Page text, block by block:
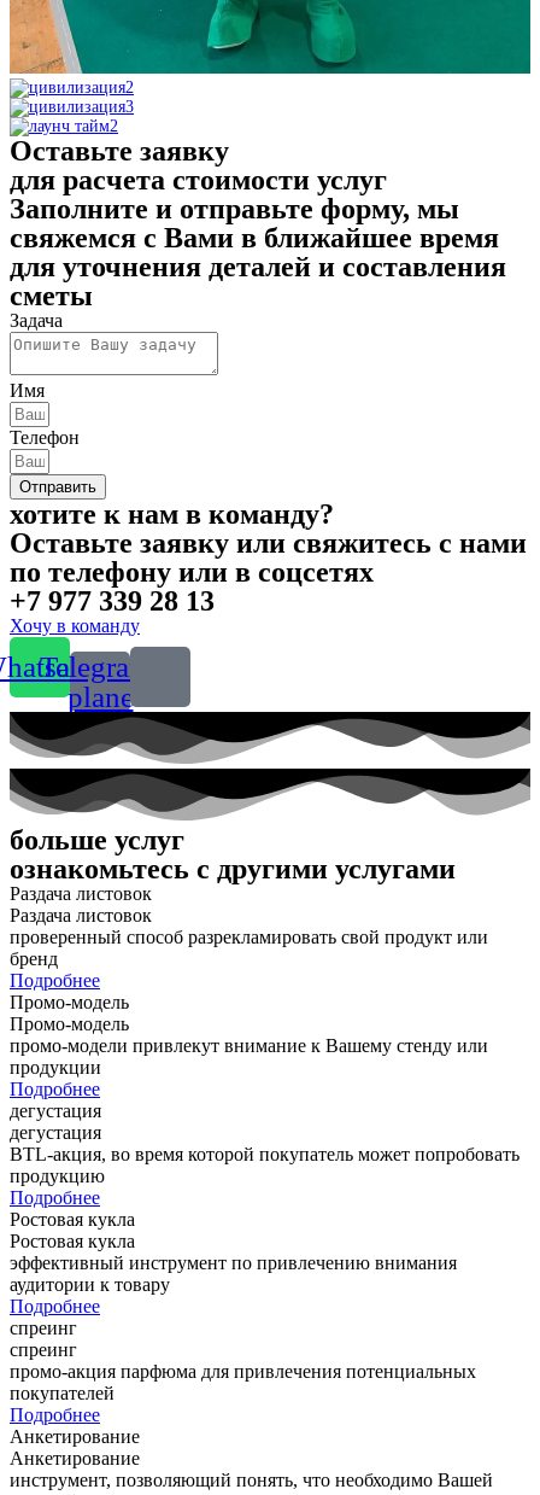
Оставьте заявку
для расчета стоимости услуг
Заполните и отправьте форму, мы
свяжемся с Вами в ближайшее время
для уточнения деталей и составления
сметы
Задача
Имя
Телефон
Отправить
хотите к нам в команду?
Оставьте заявку или свяжитесь с нами
по телефону или в соцсетях
+7 977 339 28 13
Хочу в команду
Telegram-
plane
больше услуг
ознакомьтесь с другими услугами
Раздача листовок
Раздача листовок
проверенный способ разрекламировать свой продукт или
бренд
Подробнее
Промо-модель
Промо-модель
промо-модели привлекут внимание к Вашему стенду или
продукции
Подробнее
дегустация
дегустация
BTL-акция, во время которой покупатель может попробовать
продукцию
Подробнее
Ростовая кукла
Ростовая кукла
эффективный инструмент по привлечению внимания
аудитории к товару
Подробнее
спреинг
спреинг
промо-акция парфюма для привлечения потенциальных
покупателей
Подробнее
Анкетирование
Анкетирование
инструмент, позволяющий понять, что необходимо Вашей